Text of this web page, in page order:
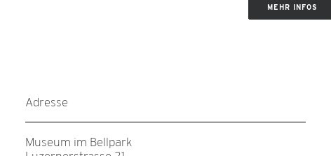
MEHR INFOS
Adresse
Museum im Bellpark